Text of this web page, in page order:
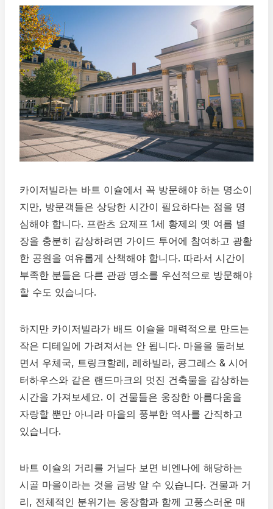
카이저빌라는 바트 이슐에서 꼭 방문해야 하는 명소이
지만, 방문객들은 상당한 시간이 필요하다는 점을 명
심해야 합니다. 프란츠 요제프 1세 황제의 옛 여름 별
장을 충분히 감상하려면 가이드 투어에 참여하고 광활
한 공원을 여유롭게 산책해야 합니다. 따라서 시간이
부족한 분들은 다른 관광 명소를 우선적으로 방문해야
할 수도 있습니다.
하지만 카이저빌라가 배드 이슐을 매력적으로 만드는
작은 디테일에 가려져서는 안 됩니다. 마을을 둘러보
면서 우체국, 트링크할레, 레하빌라, 콩그레스 & 시어
터하우스와 같은 랜드마크의 멋진 건축물을 감상하는
시간을 가져보세요. 이 건물들은 웅장한 아름다움을
자랑할 뿐만 아니라 마을의 풍부한 역사를 간직하고
있습니다.
바트 이슐의 거리를 거닐다 보면 비엔나에 해당하는
시골 마을이라는 것을 금방 알 수 있습니다. 건물과 거
리, 전체적인 분위기는 웅장함과 함께 고풍스러운 매